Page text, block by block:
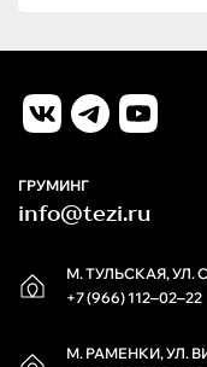
М. ТУЛЬСКАЯ, УЛ.
+7 (966) 112‒02‒22
М. РАМЕНКИ, УЛ.
ГРУМИНГ
info@tezi.ru